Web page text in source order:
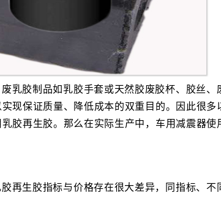
废乳胶制品如乳胶手套或天然胶废胶杯、胶丝、
现保证质量、降低成本的双重目的。因此很多
胶再生胶。那么在实际生产中，车用减震器使
再生胶指标与价格存在很大差异，同指标、不